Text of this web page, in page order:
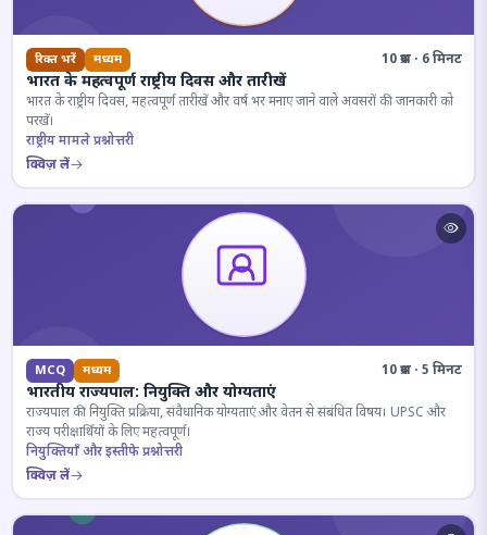
रिक्त भरें मध्यम 10 प्रश्न · 6 मिनट
भारत के महत्वपूर्ण राष्ट्रीय दिवस और तारीखें
भारत के राष्ट्रीय दिवस, महत्वपूर्ण तारीखें और वर्ष भर मनाए जाने वाले अवसरों की जानकारी को
परखें।
राष्ट्रीय मामले प्रश्नोत्तरी
क्विज़ लें
MCQ मध्यम 10 प्रश्न · 5 मिनट
भारतीय राज्यपाल: नियुक्ति और योग्यताएं
राज्यपाल की नियुक्ति प्रक्रिया, संवैधानिक योग्यताएं और वेतन से संबंधित विषय। UPSC और
राज्य परीक्षार्थियों के लिए महत्वपूर्ण।
नियुक्तियाँ और इस्तीफे प्रश्नोत्तरी
क्विज़ लें